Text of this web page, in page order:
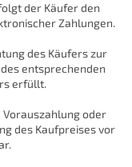
der Käufer den
Zahlungen.
des Käufers zur
entsprechenden
erfüllt.
Vorauszahlung oder
des Kaufpreises vor